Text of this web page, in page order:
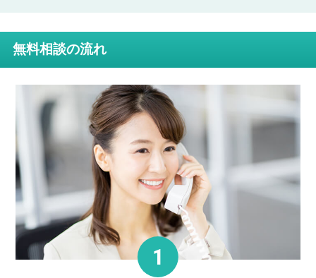
無料相談の流れ